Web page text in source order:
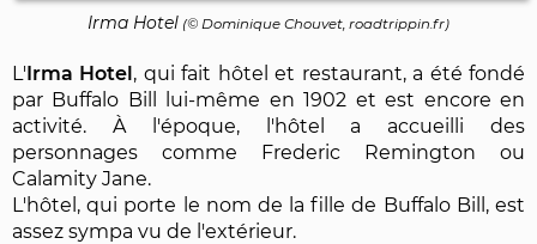
Irma Hotel (© Dominique Chouvet , roadtrippin.fr)
L'Irma Hotel, qui fait hôtel et restaurant, a été fondé
par Buffalo Bill lui-même en 1902 et est encore en
activité. À l'époque, l'hôtel a accueilli des
personnages comme Frederic Remington ou
Calamity Jane.
L'hôtel, qui porte le nom de la fille de Buffalo Bill, est
assez sympa vu de l'extérieur.